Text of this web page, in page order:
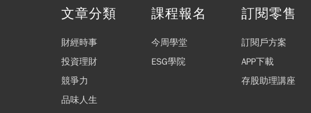
文章分類
財經時事
投資理財
競爭力
品味人生
課程報名
今周學堂
ESG學院
訂閱零售
訂閱戶方案
APP下載
存股助理講座